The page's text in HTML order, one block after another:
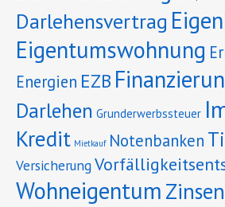
Darlehensvertrag
Eigentumswohnung
Energien EZB
Darlehen Grunderwerbssteuer
Kredit Mietkauf Notenbanken
Versicherung
Wohneigentum